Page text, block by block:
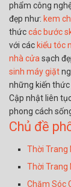
phẩm công
đẹp như: kem
thứccác bước
với các kiểu tóc
nhà cửasạch
sinh máy giặt
những kiến
Cập nhật liên
phong cách
Chủ đề
Thời Trang
Thời Trang
Chăm Sóc